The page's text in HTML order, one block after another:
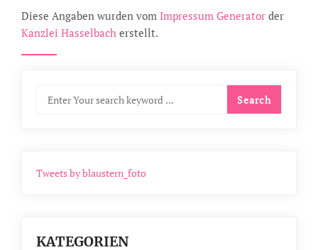
Diese Angaben wurden vom Impressum Generator der
Kanzlei Hasselbach erstellt.
Tweets by blaustern_foto
KATEGORIEN